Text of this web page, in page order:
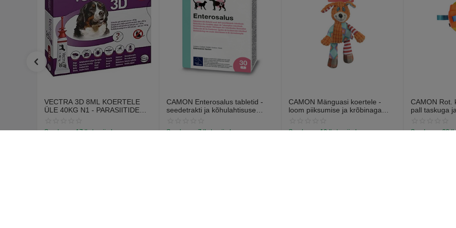
VECTRA 3D 8ML KOERTELE
ÜLE 40KG N1 - PARASIITIDE
Saadavus: 17 tk. tarnija laos
CAMON Enterosalus tabletid -
seedetrakti ja kõhulahtisuse
Saadavus: 7 tk. tarnija laos
CAMON Mänguasi koertele -
loom piiksumise ja krõbinaga
Saadavus: 19 tk. tarnija laos
CAMON Rot.
pall taskuga
Saadavus: 38